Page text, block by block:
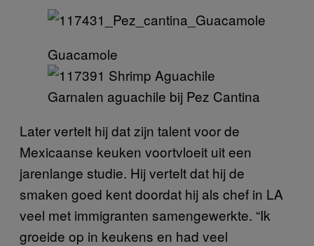
Guacamole
Garnalen aguachile bij Pez Cantina
Later vertelt hij dat zijn talent voor de
Mexicaanse keuken voortvloeit uit een
jarenlange studie. Hij vertelt dat hij de
smaken goed kent doordat hij als chef in LA
veel met immigranten samengewerkte. “Ik
groeide op in keukens en had veel